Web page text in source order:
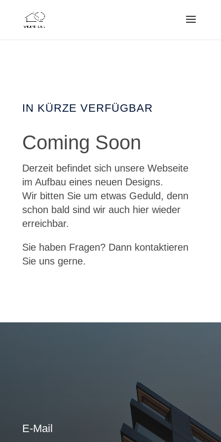
IN KÜRZE VERFÜGBAR
Coming Soon
Derzeit befindet sich unsere Webseite
im Aufbau eines neuen Designs.
Wir bitten Sie um etwas Geduld, denn
schon bald sind wir auch hier wieder
erreichbar.
Sie haben Fragen? Dann kontaktieren
Sie uns gerne.
E-Mail